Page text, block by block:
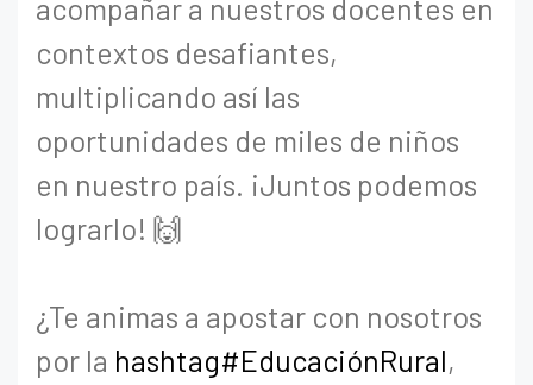
acompañar a nuestros docentes en
contextos desafiantes,
multiplicando así las
oportunidades de miles de niños
en nuestro país. ¡Juntos podemos
lograrlo! 🙌
¿Te animas a apostar con nosotros
por la hashtag#EducaciónRural,